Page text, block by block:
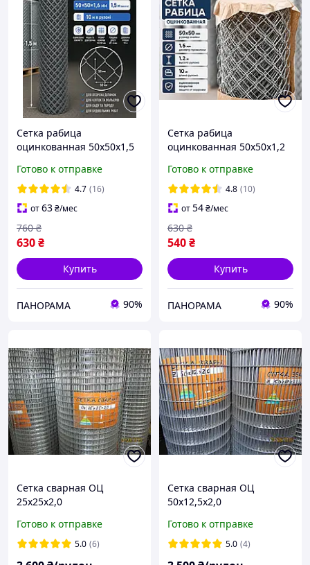
Сетка рабица
оцинкованная 50х50х1,5
Готово к отправке
4.7 (16)
от63₴/мес
630₴
760 ₴
Купить
ПАНОРАМА 90%
Сетка рабица
оцинкованная 50х50х1,2
Готово к отправке
4.8 (10)
от54₴/мес
540₴
630 ₴
Купить
ПАНОРАМА 90%
Сетка сварная ОЦ
25х25х2,0
Готово к отправке
5.0 (6)
Сетка сварная ОЦ
50х12,5х2,0
Готово к отправке
5.0 (4)